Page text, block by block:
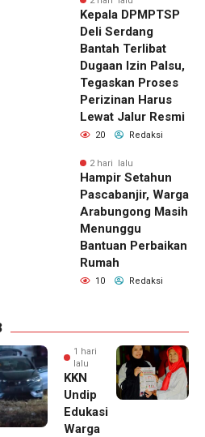
Kepala DPMPTSP
Deli Serdang
Bantah Terlibat
Dugaan Izin Palsu,
Tegaskan Proses
Perizinan Harus
Lewat Jalur Resmi
20 Redaksi
2 hari lalu
Hampir Setahun
Pascabanjir, Warga
Arabungong Masih
Menunggu
Bantuan Perbaikan
Rumah
10 Redaksi
1 hari
lalu
KKN
Undip
Edukasi
Warga